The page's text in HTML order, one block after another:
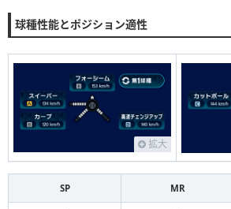
球種性能とポジション適性
拡大
SP MR